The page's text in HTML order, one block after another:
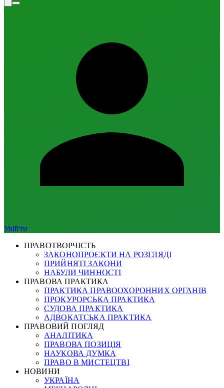
Увійти
ПРАВОТВОРЧІСТЬ
ЗАКОНОПРОЄКТИ НА РОЗГЛЯДІ
ПРИЙНЯТІ ЗАКОНИ
НАБУЛИ ЧИННОСТІ
ПРАВОВА ПРАКТИКА
ПРАКТИКА ПРАВООХОРОННИХ ОРГАНІВ
ПРОКУРОРСЬКА ПРАКТИКА
СУДОВА ПРАКТИКА
АДВОКАТСЬКА ПРАКТИКА
ПРАВОВИЙ ПОГЛЯД
АНАЛІТИКА
ПРАВОВА ПОЗИЦІЯ
НАУКОВА ДУМКА
ПРАВО В МИСТЕЦТВІ
НОВИНИ
УКРАЇНА